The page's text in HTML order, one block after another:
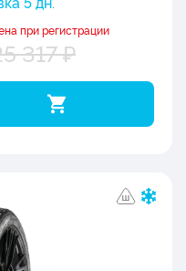
при регистрации
317 ₽